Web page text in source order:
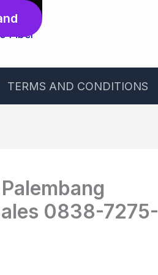
TERMS AND CONDITIONS
0838-7275-